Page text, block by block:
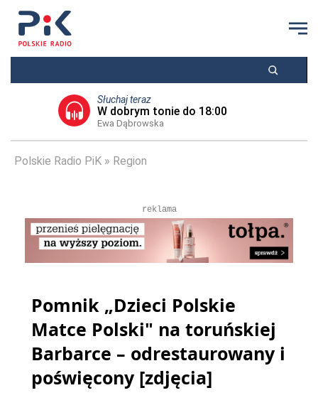
Słuchaj teraz
W dobrym tonie do 18:00
Ewa Dąbrowska
Polskie Radio PiK Region
reklama
Pomnik „Dzieci Polskie
Matce Polski" na toruńskiej
Barbarce – odrestaurowany i
poświęcony [zdjęcia]